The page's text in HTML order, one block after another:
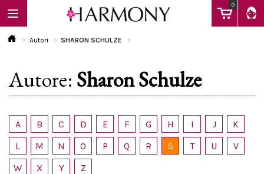
0
EBOOK
LIBRI
Calendario
Autori SHARON SCHULZE
Autore: Sharon Schulze
A B C D E F G H I J
K
L
M N O P Q R S T U
V
W
X Y Z